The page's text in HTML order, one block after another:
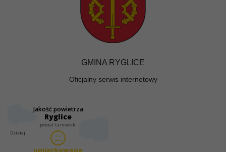
GMINA RYGLICE
Oficjalny serwis internetowy